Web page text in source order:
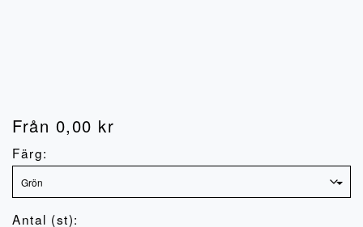
Från 0,00 kr
Färg:
Antal (st):